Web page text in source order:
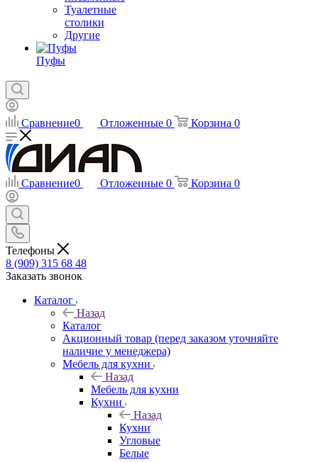
Туалетные
столики
Другие
Пуфы
Сравнение0 Отложенные 0 Корзина 0
Сравнение0 Отложенные 0 Корзина 0
Телефоны
8 (909) 315 68 48
Заказать звонок
Каталог
Назад
Каталог
Акционный товар (перед заказом уточняйте
наличие у менеджера)
Мебель для кухни
Назад
Мебель для кухни
Кухни
Назад
Кухни
Угловые
Белые